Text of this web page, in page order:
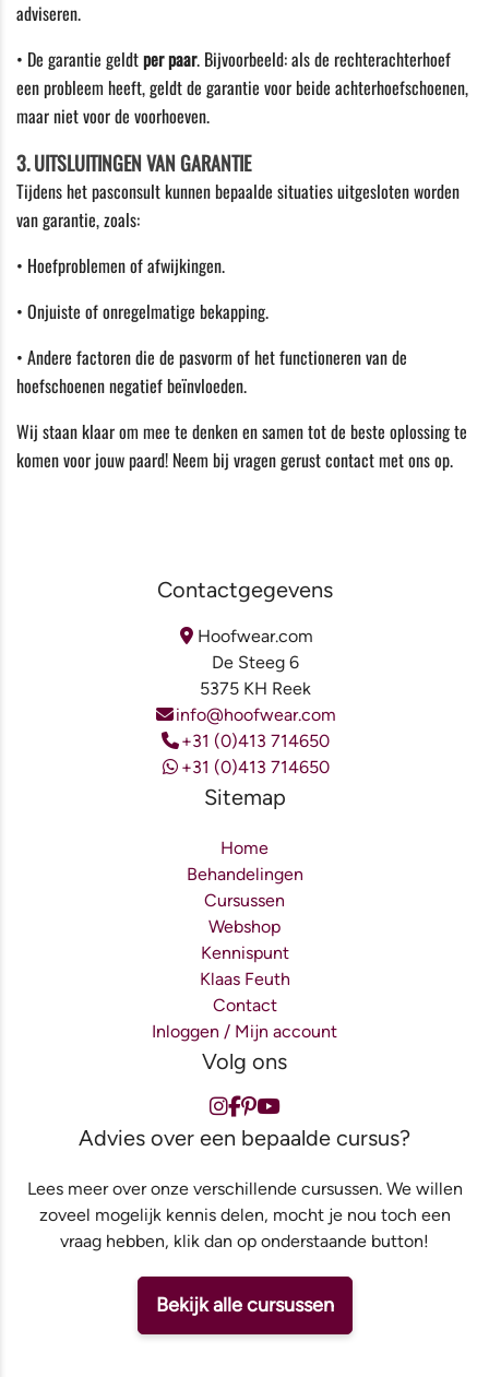
adviseren.
• De garantie geldtper paar. Bijvoorbeeld: als de rechterachterhoef
een probleem heeft, geldt de garantie voor beide achterhoefschoenen,
maar niet voor de voorhoeven.
3. UITSLUITINGEN VAN GARANTIE
Tijdens het pasconsult kunnen bepaalde situaties uitgesloten worden
van garantie, zoals:
• Hoefproblemen of afwijkingen.
• Onjuiste of onregelmatige bekapping.
• Andere factoren die de pasvorm of het functioneren van de
hoefschoenen negatief beïnvloeden.
Wij staan klaar om mee te denken en samen tot de beste oplossing te
komen voor jouw paard! Neem bij vragen gerust contact met ons op.
Contactgegevens
Hoofwear.com
De Steeg 6
5375 KH Reek
info@hoofwear.com
+31 (0)413 714650
+31 (0)413 714650
Sitemap
Home
Behandelingen
Cursussen
Webshop
Kennispunt
Klaas Feuth
Contact
Inloggen / Mijn account
Volg ons
Advies over een bepaalde cursus?
Lees meer over onze verschillende cursussen. We willen
zoveel mogelijk kennis delen, mocht je nou toch een
vraag hebben, klik dan op onderstaande button!
Bekijk alle cursussen